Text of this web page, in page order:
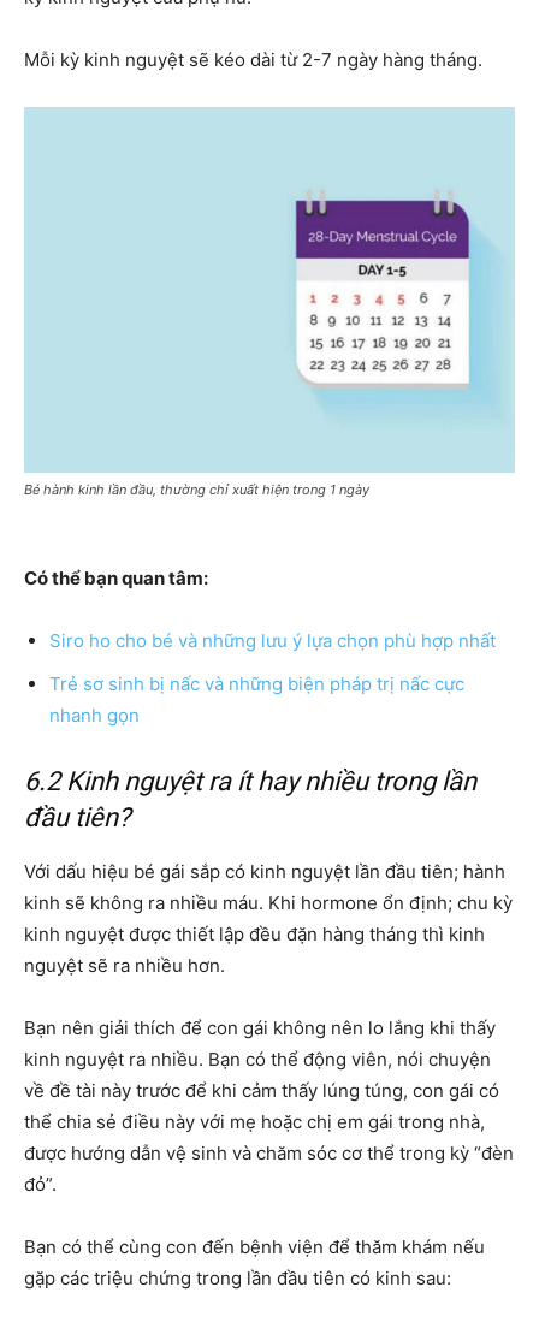
Mỗi kỳ kinh nguyệt sẽ kéo dài từ 2-7 ngày hàng tháng.
Bé hành kinh lần đầu, thường chỉ xuất hiện trong 1 ngày
Có thể bạn quan tâm:
Siro ho cho bé và những lưu ý lựa chọn phù hợp nhất
Trẻ sơ sinh bị nấc và những biện pháp trị nấc cực
nhanh gọn
6.2 Kinh nguyệt ra ít hay nhiều trong lần
đầu tiên?
Với dấu hiệu bé gái sắp có kinh nguyệt lần đầu tiên; hành
kinh sẽ không ra nhiều máu. Khi hormone ổn định; chu kỳ
kinh nguyệt được thiết lập đều đặn hàng tháng thì kinh
nguyệt sẽ ra nhiều hơn.
Bạn nên giải thích để con gái không nên lo lắng khi thấy
kinh nguyệt ra nhiều. Bạn có thể động viên, nói chuyện
về đề tài này trước để khi cảm thấy lúng túng, con gái có
thể chia sẻ điều này với mẹ hoặc chị em gái trong nhà,
được hướng dẫn vệ sinh và chăm sóc cơ thể trong kỳ “đèn
đỏ”.
Bạn có thể cùng con đến bệnh viện để thăm khám nếu
gặp các triệu chứng trong lần đầu tiên có kinh sau: